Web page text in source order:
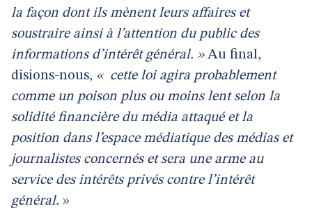
la façon dont ils mènent leurs affaires et
soustraire ainsi à l’attention du public des
informations d’intérêt général. »Au final,
disions-nous, « cette loi agira probablement
comme un poison plus ou moins lent selon la
solidité financière du média attaqué et la
position dans l’espace médiatique des médias et
journalistes concernés et sera une arme au
service des intérêts privés contre l’intérêt
général. »